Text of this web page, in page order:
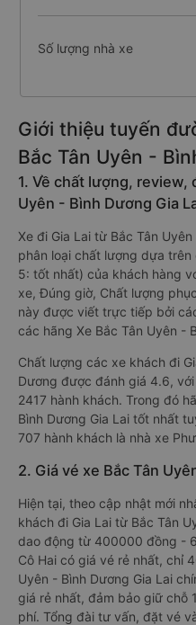
Số lượng nhà xe
Giới thiệu tuyến
Bắc Tân Uyên -
1. Về chất lượng, review,
Uyên - Bình Dương Gia
Xe đi Gia Lai từ Bắc Tân
phân loại chất lượng dựa
5: tốt nhất) của khách hàng
xe, Đúng giờ, Chất lượng
này được viết trực tiếp bởi
các hãng Xe Bắc Tân Uyên -
Chất lượng các xe khách đi
Dương được đánh giá 4.6,
2417 hành khách. Trong đó
Bình Dương Gia Lai tốt nhất
707 hành khách là nhà xe
2. Giá vé xe Bắc Tân
Hiện tại, theo cập nhật mới
khách đi Gia Lai từ Bắc Tân
dao động từ 400000 đồng -
Cô Hai có giá vé rẻ nhất, chỉ
Uyên - Bình Dương Gia Lai
giá rẻ nhất, đảm bảo giữ chỗ
phí. Tổng đài tư vấn, đặt vé